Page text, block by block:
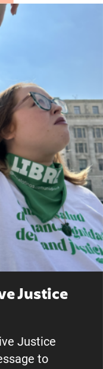
Pledge!
Justice
Justice
to